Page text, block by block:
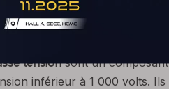
d'alimentation
tensionsont un
inférieur à 1 000 volts.